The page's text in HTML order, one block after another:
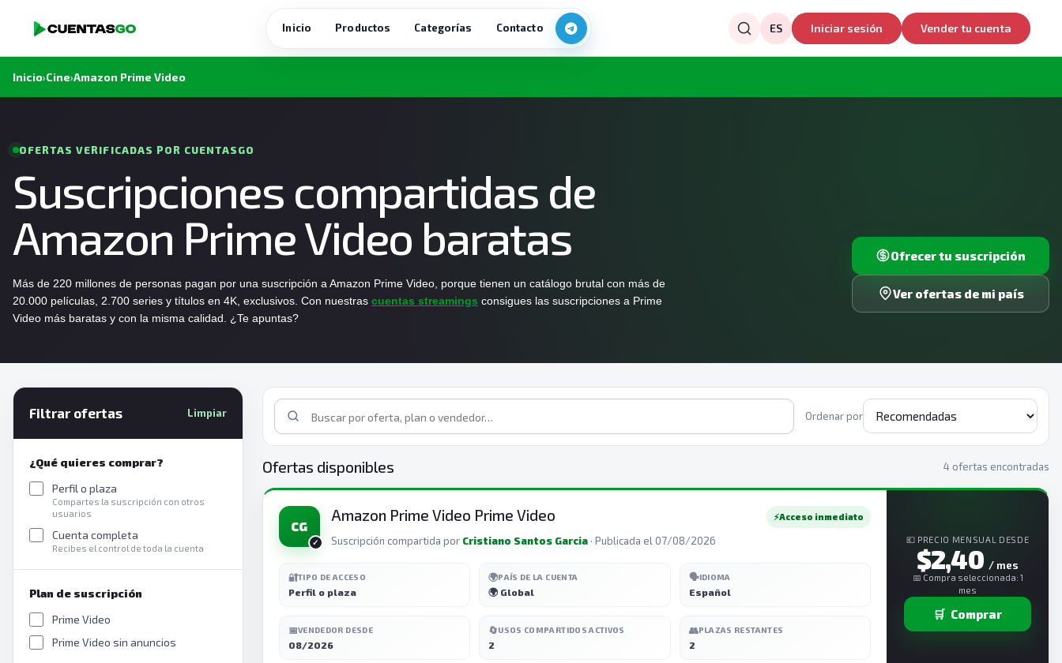
Inicio Productos Categorías Contacto ES Iniciar sesión Vender tu cuenta
Inicio›Cine›Amazon Prime Video
OFERTAS VERIFICADAS POR CUENTASGO
Suscripciones compartidas de
Amazon Prime Video baratas
Más de 220 millones de personas pagan por una suscripción a Amazon Prime Video, porque tienen un catálogo brutal con más de
20.000 películas, 2.700 series y títulos en 4K, exclusivos. Con nuestras cuentas streamings consigues las suscripciones a Prime
Video más baratas y con la misma calidad. ¿Te apuntas?
Ofrecer tu suscripción
Ver ofertas de mi país
Filtrar ofertas Limpiar
¿Qué quieres comprar?
Perfil o plaza
Compartes la suscripción con otros
usuarios
Cuenta completa
Recibes el control de toda la cuenta
Plan de suscripción
Prime Video
Prime Video sin anuncios
Ordenar por
Ofertas disponibles 4 ofertas encontradas
CG
Amazon Prime Video Prime Video ⚡Acceso inmediato
Suscripción compartida por Cristiano Santos Garcia · Publicada el 07/08/2026
🔐TIPO DE ACCESO
Perfil o plaza
🌍PAÍS DE LA CUENTA
🌍 Global
🗣️IDIOMA
Español
📅VENDEDOR DESDE
08/2026
🔄USOS COMPARTIDOS ACTIVOS
2
👥PLAZAS RESTANTES
2
💶 PRECIO MENSUAL DESDE
$2,40 / mes
📅 Compra seleccionada: 1
mes
🛒 Comprar